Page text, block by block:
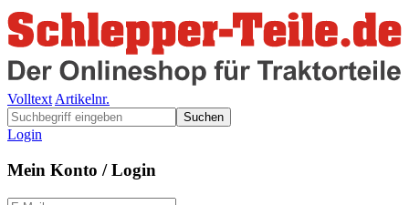
Volltext Artikelnr.
Suchen
Login
Mein Konto / Login